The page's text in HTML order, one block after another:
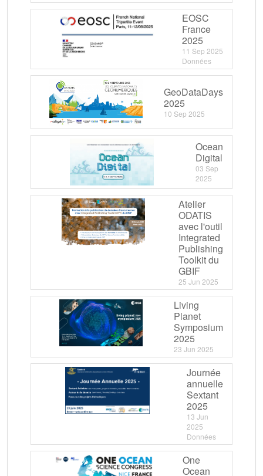
EOSC
France
2025
11 Sep 2025
Données
GeoDataDays
2025
10 Sep 2025
Ocean
Digital
03 Sep
2025
Atelier
ODATIS
avec l'outil
Integrated
Publishing
Toolkit du
GBIF
25 Jun 2025
Living
Planet
Symposium
2025
23 Jun 2025
Journée
annuelle
Sextant
2025
13 Jun
2025
Données
One
Ocean